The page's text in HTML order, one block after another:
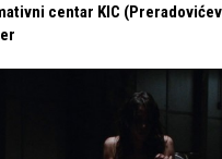
centar KIC